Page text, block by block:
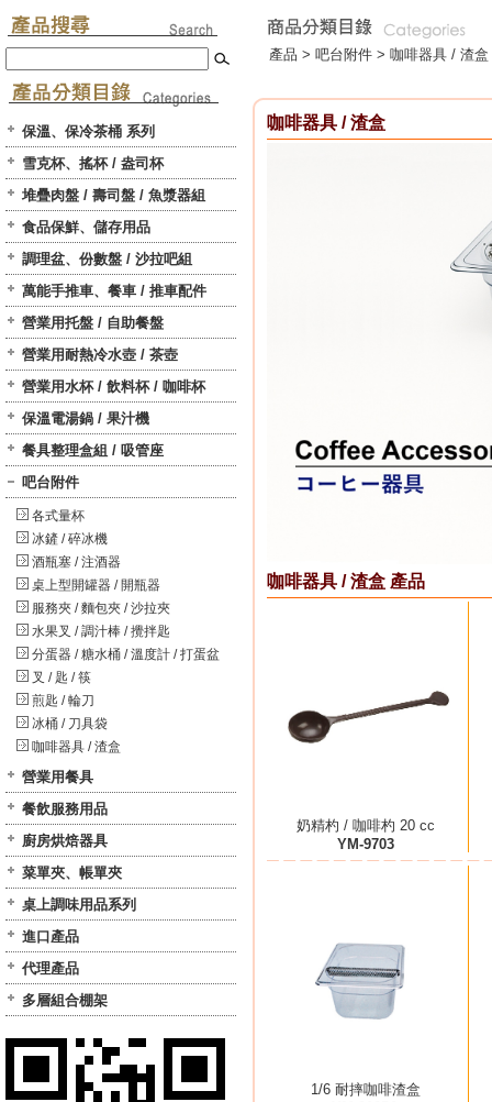
保溫、保冷茶桶 系列
雪克杯、搖杯 / 盎司杯
堆疊肉盤 / 壽司盤 / 魚漿器組
食品保鮮、儲存用品
調理盆、份數盤 / 沙拉吧組
萬能手推車、餐車 / 推車配件
營業用托盤 / 自助餐盤
營業用耐熱冷水壺 / 茶壺
營業用水杯 / 飲料杯 / 咖啡杯
保溫電湯鍋 / 果汁機
餐具整理盒組 / 吸管座
吧台附件
各式量杯
冰鏟 / 碎冰機
酒瓶塞 / 注酒器
桌上型開罐器 / 開瓶器
服務夾 / 麵包夾 / 沙拉夾
水果叉 / 調汁棒 / 攪拌匙
分蛋器 / 糖水桶 / 溫度計 / 打蛋盆
叉 / 匙 / 筷
煎匙 / 輪刀
冰桶 / 刀具袋
咖啡器具 / 渣盒
營業用餐具
餐飲服務用品
廚房烘焙器具
菜單夾、帳單夾
桌上調味用品系列
進口產品
代理產品
多層組合棚架
產品 > 吧台附件 > 咖啡器具 / 渣盒
咖啡器具 / 渣盒
咖啡器具 / 渣盒 產品
奶精杓 / 咖啡杓 20 cc
YM-9703
1/6 耐摔咖啡渣盒